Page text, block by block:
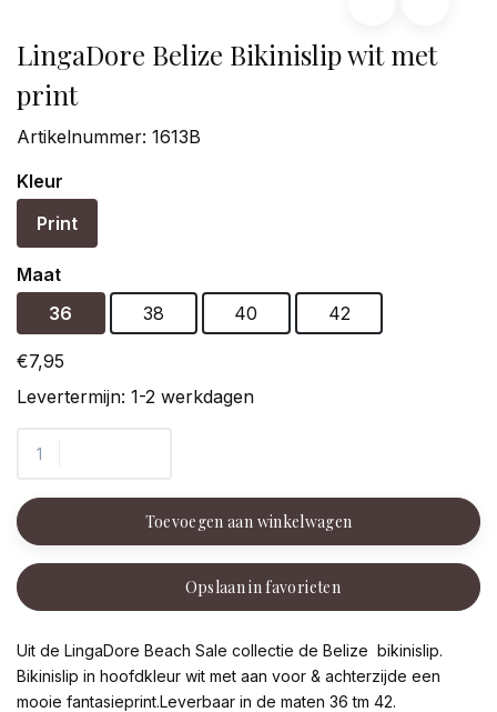
LingaDore Belize Bikinislip wit met
print
Artikelnummer: 1613B
Kleur
Print
Maat
36
38 40 42
€7,95
Levertermijn: 1-2 werkdagen
Toevoegen aan winkelwagen
Opslaan in favorieten
Uit de LingaDore Beach Sale collectie de Belize bikinislip.
Bikinislip in hoofdkleur wit met aan voor & achterzijde een
mooie fantasieprint.Leverbaar in de maten 36 tm 42.